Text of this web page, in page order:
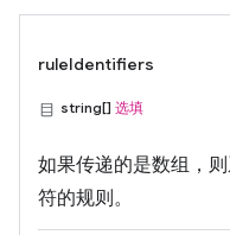
ruleIdentifiers
string[] 选填
如果传递的是数组，
符的规则。